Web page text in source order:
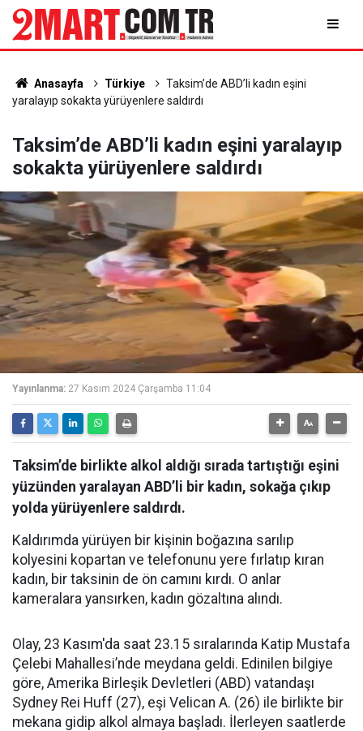
Anasayfa Türkiye
Taksim’de ABD’li kadın eşini
yaralayıp sokakta yürüyenlere saldırdı
Taksim’de ABD’li kadın eşini yaralayıp
sokakta yürüyenlere saldırdı
Yayınlanma: 27 Kasım 2024 Çarşamba 11:04
Taksim’de birlikte alkol aldığı sırada tartıştığı eşini
yüzünden yaralayan ABD’li bir kadın, sokağa çıkıp
yolda yürüyenlere saldırdı.
Kaldırımda yürüyen bir kişinin boğazına sarılıp
kolyesini kopartan ve telefonunu yere fırlatıp kıran
kadın, bir taksinin de ön camını kırdı. O anlar
kameralara yansırken, kadın gözaltına alındı.
Olay, 23 Kasım'da saat 23.15 sıralarında Katip Mustafa
Çelebi Mahallesi’nde meydana geldi. Edinilen bilgiye
göre, Amerika Birleşik Devletleri (ABD) vatandaşı
Sydney Rei Huff (27), eşi Velican A. (26) ile birlikte bir
mekana gidip alkol almaya başladı. İlerleyen saatlerde